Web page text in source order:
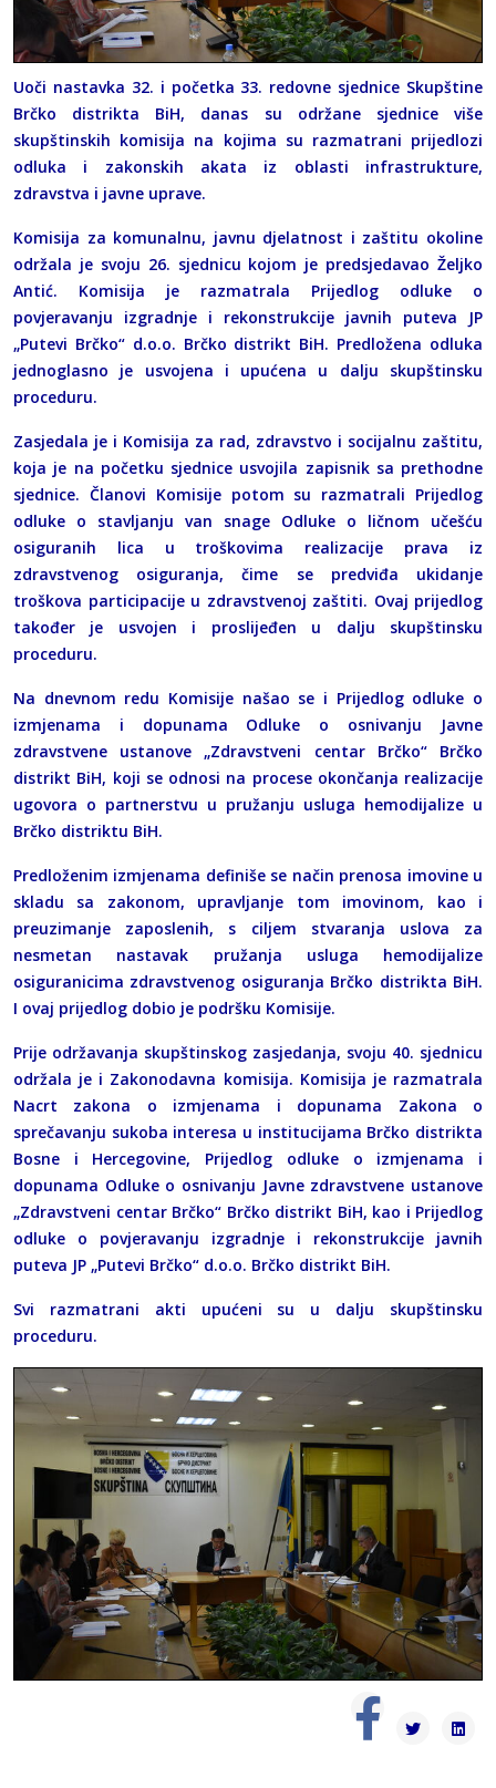
Uoči nastavka 32. i početka 33. redovne sjednice Skupštine
Brčko distrikta BiH, danas su održane sjednice više
skupštinskih komisija na kojima su razmatrani prijedlozi
odluka i zakonskih akata iz oblasti infrastrukture,
zdravstva i javne uprave.
Komisija za komunalnu, javnu djelatnost i zaštitu okoline
održala je svoju 26. sjednicu kojom je predsjedavao Željko
Antić. Komisija je razmatrala Prijedlog odluke o
povjeravanju izgradnje i rekonstrukcije javnih puteva JP
„Putevi Brčko“ d.o.o. Brčko distrikt BiH. Predložena odluka
jednoglasno je usvojena i upućena u dalju skupštinsku
proceduru.
Zasjedala je i Komisija za rad, zdravstvo i socijalnu zaštitu,
koja je na početku sjednice usvojila zapisnik sa prethodne
sjednice. Članovi Komisije potom su razmatrali Prijedlog
odluke o stavljanju van snage Odluke o ličnom učešću
osiguranih lica u troškovima realizacije prava iz
zdravstvenog osiguranja, čime se predviđa ukidanje
troškova participacije u zdravstvenoj zaštiti. Ovaj prijedlog
također je usvojen i proslijeđen u dalju skupštinsku
proceduru.
Na dnevnom redu Komisije našao se i Prijedlog odluke o
izmjenama i dopunama Odluke o osnivanju Javne
zdravstvene ustanove „Zdravstveni centar Brčko“ Brčko
distrikt BiH, koji se odnosi na procese okončanja realizacije
ugovora o partnerstvu u pružanju usluga hemodijalize u
Brčko distriktu BiH.
Predloženim izmjenama definiše se način prenosa imovine u
skladu sa zakonom, upravljanje tom imovinom, kao i
preuzimanje zaposlenih, s ciljem stvaranja uslova za
nesmetan nastavak pružanja usluga hemodijalize
osiguranicima zdravstvenog osiguranja Brčko distrikta BiH.
I ovaj prijedlog dobio je podršku Komisije.
Prije održavanja skupštinskog zasjedanja, svoju 40. sjednicu
održala je i Zakonodavna komisija. Komisija je razmatrala
Nacrt zakona o izmjenama i dopunama Zakona o
sprečavanju sukoba interesa u institucijama Brčko distrikta
Bosne i Hercegovine, Prijedlog odluke o izmjenama i
dopunama Odluke o osnivanju Javne zdravstvene ustanove
„Zdravstveni centar Brčko“ Brčko distrikt BiH, kao i Prijedlog
odluke o povjeravanju izgradnje i rekonstrukcije javnih
puteva JP „Putevi Brčko“ d.o.o. Brčko distrikt BiH.
Svi razmatrani akti upućeni su u dalju skupštinsku
proceduru.